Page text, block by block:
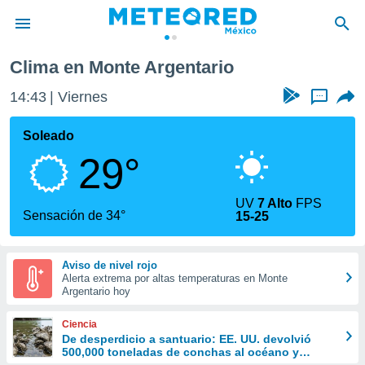
de
ha sido
calidad.
a este
las
y
forma
digital
basada
Clima en Monte Argentario
14:43 Viernes ...
Soleado
29°
Sensación de 34°
UV7 Alto FPS
15-25
Aviso de nivel rojo
Alerta extrema por altas temperaturas en Monte
Argentario hoy
Ciencia
De desperdicio a santuario: EE. UU. devolvió
500,000 toneladas de conchas al océano y